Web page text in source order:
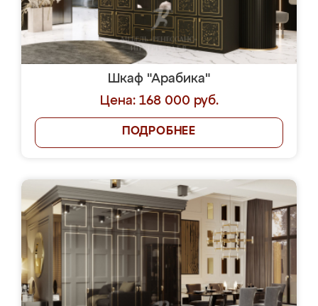
Шкаф "Арабика"
Цена: 168 000 руб.
ПОДРОБНЕЕ